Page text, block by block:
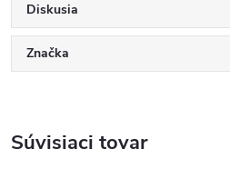
Diskusia
Značka
Súvisiaci tovar